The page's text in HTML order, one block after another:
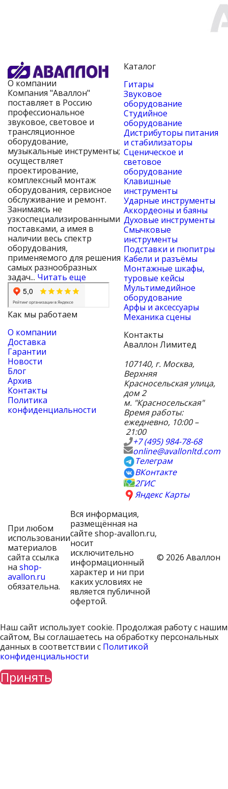
О компании
Компания "Аваллон"
поставляет в Россию
профессиональное
звуковое, световое и
трансляционное
оборудование,
музыкальные инструменты;
осуществляет
проектирование,
комплексный монтаж
оборудования, сервисное
обслуживание и ремонт.
Занимаясь не
узкоспециализированными
поставками, а имея в
наличии весь спектр
оборудования,
применяемого для решения
самых разнообразных
задач... Читать еще
Как мы работаем
О компании
Доставка
Гарантии
Новости
Блог
Архив
Контакты
Политика
конфиденциальности
Каталог
Гитары
Звуковое
оборудование
Студийное
оборудование
Дистрибуторы питания
и стабилизаторы
Сценическое и
световое
оборудование
Клавишные
инструменты
Ударные инструменты
Аккордеоны и баяны
Духовые инструменты
Смычковые
инструменты
Подставки и пюпитры
Кабели и разъёмы
Монтажные шкафы,
туровые кейсы
Мультимедийное
оборудование
Арфы и аксессуары
Механика сцены
Контакты
Аваллон Лимитед
107140, г. Москва,
Верхняя
Красносельская улица,
дом 2
м. "Красносельская"
Время работы:
ежедневно, 10:00 –
21:00
+7 (495) 984-78-68
online@avallonltd.com
Телеграм
ВКонтакте
2ГИС
Яндекс Карты
При любом
использовании
материалов
сайта ссылка
на shop-
avallon.ru
обязательна.
Вся информация,
размещённая на
сайте shop-avallon.ru,
носит
исключительно
информационный
характер и ни при
каких условиях не
является публичной
офертой.
© 2026 Аваллон
Наш сайт использует cookie. Продолжая работу с нашим
сайтом, Вы соглашаетесь на обработку персональных
данных в соответствии с Политикой
конфиденциальности
Принять